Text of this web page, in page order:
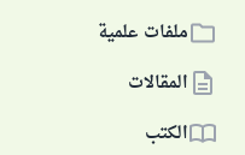
ملفات علمية
المقالات
الكتب